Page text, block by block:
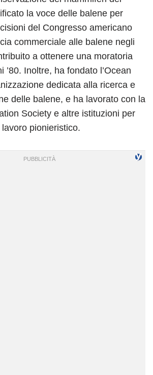
la voce delle balene per
del Congresso americano
commerciale alle balene negli
a ottenere una moratoria
’80. Inoltre, ha fondato l’Ocean
dedicata alla ricerca e
delle balene, e ha lavorato con la
Society e altre istituzioni per
pionieristico.